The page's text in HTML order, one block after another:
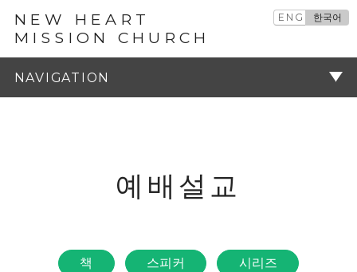
NEW HEART
MISSION CHURCH
ENG 한국어
예배설교
책 스피커 시리즈